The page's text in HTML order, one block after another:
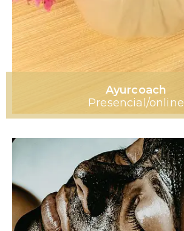
Ayurcoach
Presencial/online